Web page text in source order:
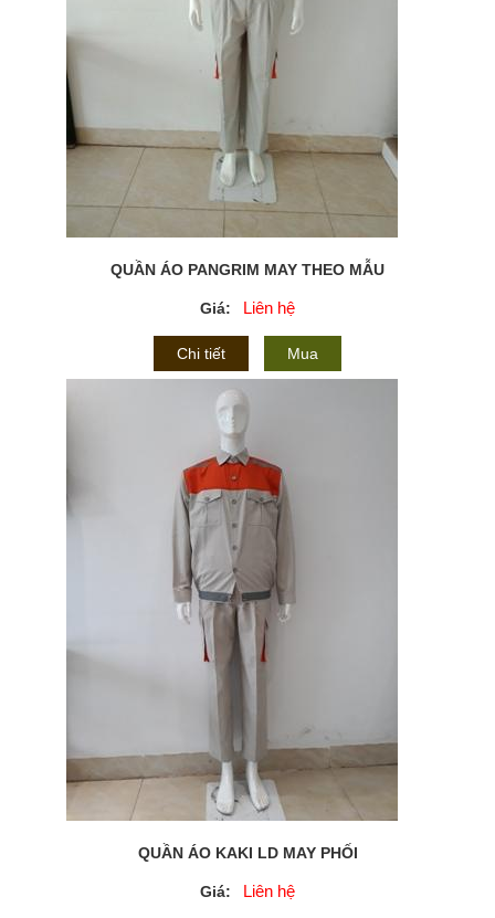
QUẦN ÁO PANGRIM MAY THEO MẪU
Giá: Liên hệ
Chi tiết Mua
QUẦN ÁO KAKI LD MAY PHỐI
Giá: Liên hệ